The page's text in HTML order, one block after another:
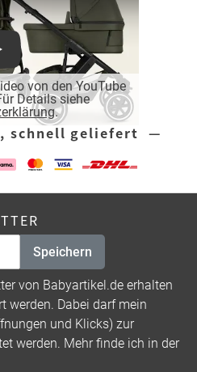
von den YouTube
Details siehe
.
schnell geliefert —
Speichern
von Babyartikel.de erhalten
werden. Dabei darf mein
und Klicks) zur
werden. Mehr finde ich in der